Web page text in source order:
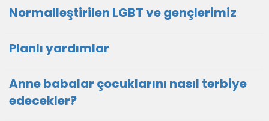
Normalleştirilen LGBT ve gençlerimiz
Planlı yardımlar
Anne babalar çocuklarını nasıl terbiye
edecekler?